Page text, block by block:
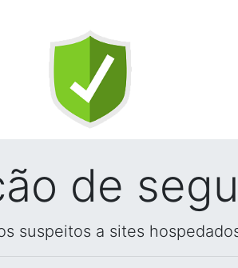
de
suspeitos a sites